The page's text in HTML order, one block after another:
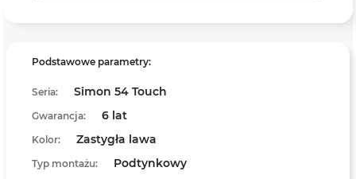
Podstawowe parametry:
Seria: Simon 54 Touch
Gwarancja: 6 lat
Kolor: Zastygła lawa
Typ montażu: Podtynkowy